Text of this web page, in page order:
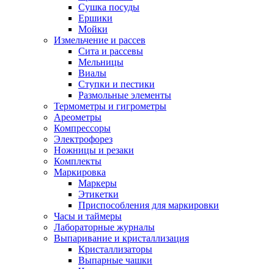
Сушка посуды
Ершики
Мойки
Измельчение и рассев
Сита и рассевы
Мельницы
Виалы
Ступки и пестики
Размольные элементы
Термометры и гигрометры
Ареометры
Компрессоры
Электрофорез
Ножницы и резаки
Комплекты
Маркировка
Маркеры
Этикетки
Приспособления для маркировки
Часы и таймеры
Лабораторные журналы
Выпаривание и кристаллизация
Кристаллизаторы
Выпарные чашки